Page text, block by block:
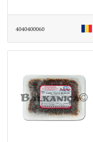
4040400060